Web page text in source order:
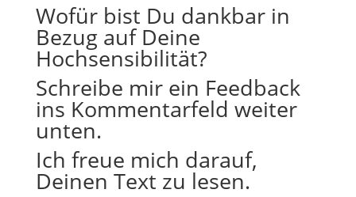
Wofür bist Du dankbar in
Bezug auf Deine
Hochsensibilität?
Schreibe mir ein Feedback
ins Kommentarfeld weiter
unten.
Ich freue mich darauf,
Deinen Text zu lesen.